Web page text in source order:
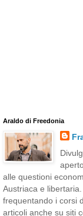
Araldo di Freedonia
alle questioni
Austriaca e
frequentando i corsi
articoli anche su siti